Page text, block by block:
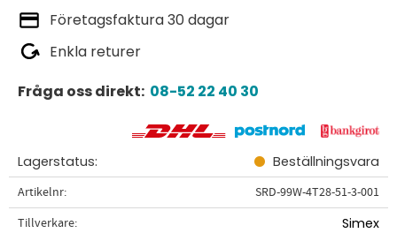
Företagsfaktura 30 dagar
Enkla returer
Fråga oss direkt: 08-52 22 40 30
Lagerstatus Beställningsvara
Artikelnr
SRD-99W-4T28-51-3-001
Tillverkare
Simex